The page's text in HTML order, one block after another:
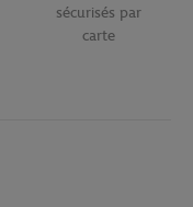
sécurisés par
carte